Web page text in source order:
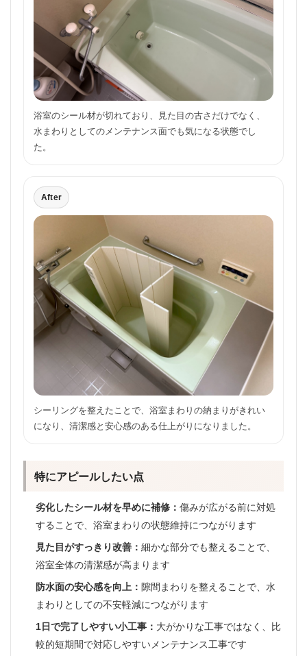
浴室のシール材が切れており、見た目の古さだけでなく、
水まわりとしてのメンテナンス面でも気になる状態でし
た。
After
シーリングを整えたことで、浴室まわりの納まりがきれい
になり、清潔感と安心感のある仕上がりになりました。
特にアピールしたい点
劣化したシール材を早めに補修： 傷みが広がる前に対処
することで、浴室まわりの状態維持につながります
見た目がすっきり改善： 細かな部分でも整えることで、
浴室全体の清潔感が高まります
防水面の安心感を向上： 隙間まわりを整えることで、水
まわりとしての不安軽減につながります
1日で完了しやすい小工事： 大がかりな工事ではなく、比
較的短期間で対応しやすいメンテナンス工事です